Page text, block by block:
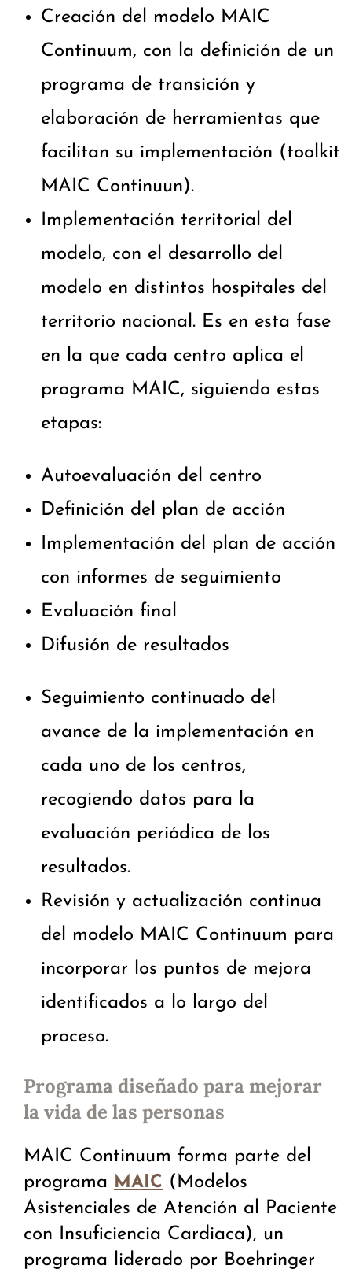
Creación del modelo MAIC
Continuum, con la definición de un
programa de transición y
elaboración de herramientas que
facilitan su implementación (toolkit
MAIC Continuun).
Implementación territorial del
modelo, con el desarrollo del
modelo en distintos hospitales del
territorio nacional. Es en esta fase
en la que cada centro aplica el
programa MAIC, siguiendo estas
etapas:
Autoevaluación del centro
Definición del plan de acción
Implementación del plan de acción
con informes de seguimiento
Evaluación final
Difusión de resultados
Seguimiento continuado del
avance de la implementación en
cada uno de los centros,
recogiendo datos para la
evaluación periódica de los
resultados.
Revisión y actualización continua
del modelo MAIC Continuum para
incorporar los puntos de mejora
identificados a lo largo del
proceso.
Programa diseñado para mejorar
la vida de las personas
MAIC Continuum forma parte del
programa MAIC (Modelos
Asistenciales de Atención al Paciente
con Insuficiencia Cardiaca), un
programa liderado por Boehringer